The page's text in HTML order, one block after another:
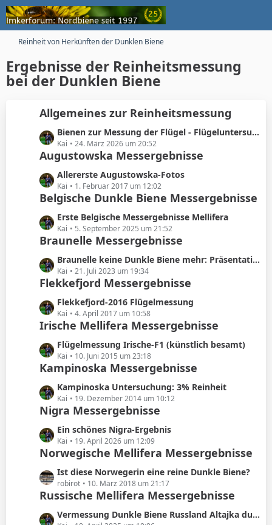
Reinheit von Herkünften der Dunklen Biene
Ergebnisse der Reinheitsmessung
bei der Dunklen Biene
Allgemeines zur Reinheitsmessung
L
e
t
t
e
B
e
i
t
ä
g
e
Bienen zur Messung der Flügel - Flügeluntersuchungen
Kai 24. März 2026 um 20:52
Augustowska Messergebnisse
L
e
t
t
e
B
e
i
t
ä
g
e
Allererste Augustowska-Fotos
Kai 1. Februar 2017 um 12:02
Belgische Dunkle Biene Messergebnisse
L
e
t
t
e
B
e
i
t
ä
g
e
Erste Belgische Messergebnisse Mellifera
Kai 5. September 2025 um 21:52
Braunelle Messergebnisse
L
e
t
t
e
B
e
i
t
ä
g
e
Braunelle keine Dunkle Biene mehr: Präsentation Martina Siller
Kai 21. Juli 2023 um 19:34
Flekkefjord Messergebnisse
L
e
t
t
e
B
e
i
t
ä
g
e
Flekkefjord-2016 Flügelmessung
Kai 4. April 2017 um 10:58
Irische Mellifera Messergebnisse
L
e
t
t
e
B
e
i
t
ä
g
e
Flügelmessung Irische-F1 (künstlich besamt)
Kai 10. Juni 2015 um 23:18
Kampinoska Messergebnisse
L
e
t
t
e
B
e
i
t
ä
Kampinoska Untersuchung: 3% Reinheit
Kai 19. Dezember 2014 um 10:12
Nigra Messergebnisse
L
e
t
t
e
B
e
Ein schönes Nigra-Ergebnis
Kai 19. April 2026 um 12:09
Norwegische Mellifera Messergebnisse
L
e
t
t
Ist diese Norwegerin eine reine Dunkle Biene?
robirot 10. März 2018 um 21:17
Russische Mellifera Messergebnisse
L
Vermessung Dunkle Biene Russland Altajka durch Jan Rasch